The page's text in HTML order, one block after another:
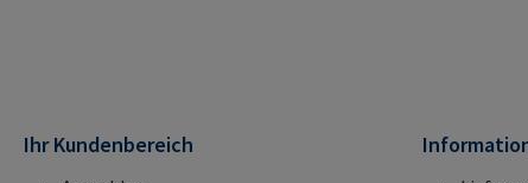
Ihr Kundenbereich